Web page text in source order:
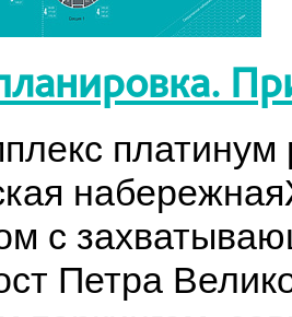
платинум
с
Петра